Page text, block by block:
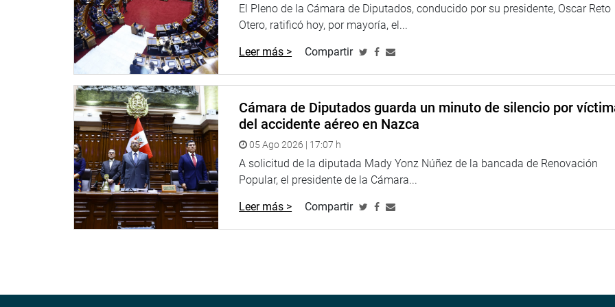
El Pleno de la Cámara de Diputados, conducido por su presidente, Oscar Reto
Otero, ratificó hoy, por mayoría, el...
Leer más > Compartir
Cámara de Diputados guarda un minuto de silencio por
del accidente aéreo en Nazca
05 Ago 2026 | 17:07 h
A solicitud de la diputada Mady Yonz Núñez de la bancada de Renovación
Popular, el presidente de la Cámara...
Leer más > Compartir